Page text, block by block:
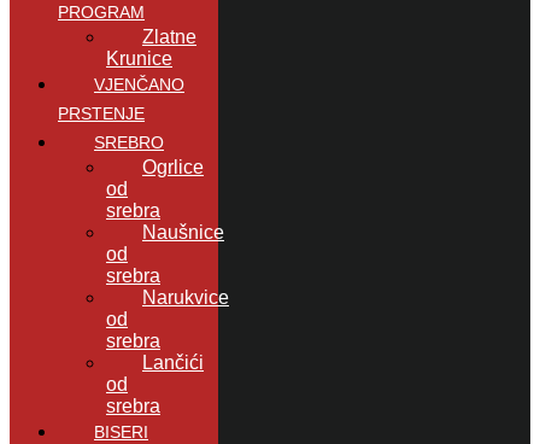
PROGRAM
Zlatne
Krunice
VJENČANO
PRSTENJE
SREBRO
Ogrlice
od
srebra
Naušnice
od
srebra
Narukvice
od
srebra
Lančići
od
srebra
BISERI